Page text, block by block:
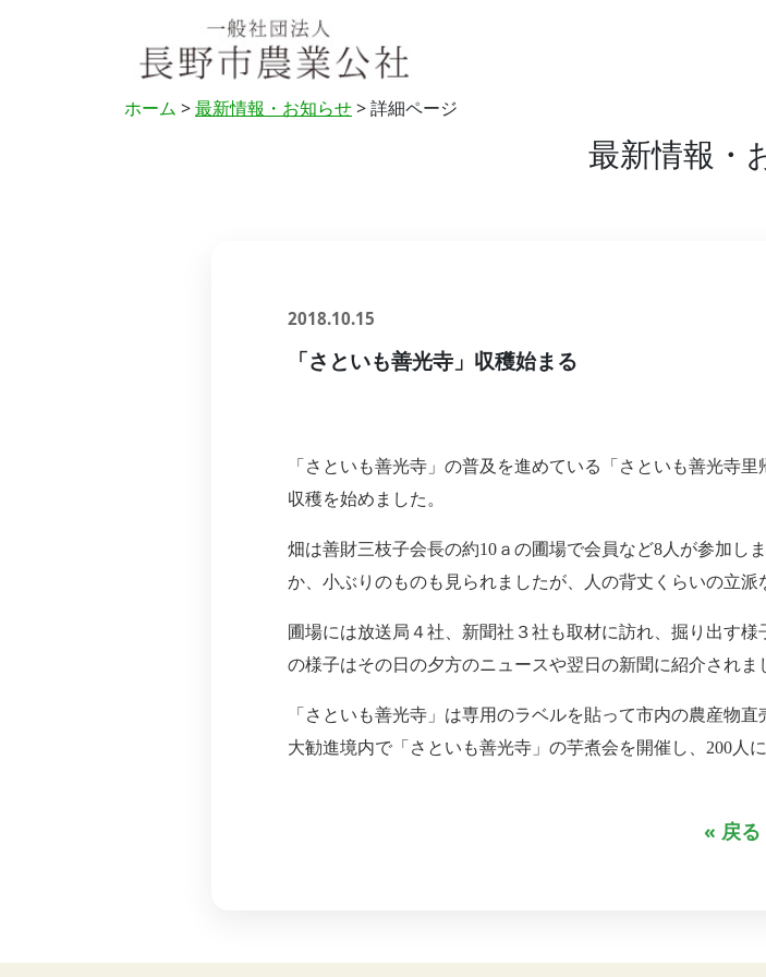
ホーム >最新情報・お知らせ> 詳細ページ
最新情報・
2018.10.15
「さといも善光寺」収穫始まる
「さといも善光寺」の普及を進めている「さといも善光寺
収穫を始めました。
畑は善財三枝子会長の約10ａの圃場で会員など8人が参加し
か、小ぶりのものも見られましたが、人の背丈くらいの立派
圃場には放送局４社、新聞社３社も取材に訪れ、掘り出す
の様子はその日の夕方のニュースや翌日の新聞に紹介されま
「さといも善光寺」は専用のラベルを貼って市内の農産物
大勧進境内で「さといも善光寺」の芋煮会を開催し、200人
« 戻る